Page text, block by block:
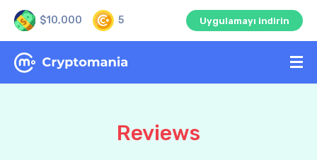
$10,000 5 Uygulamayı indirin
Reviews